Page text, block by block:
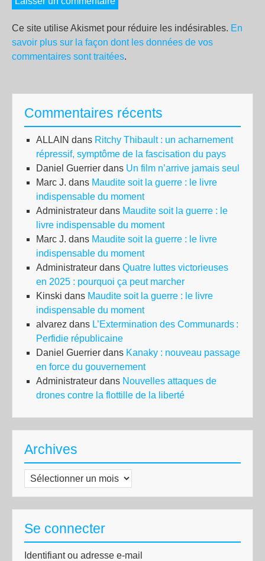
Ce site utilise Akismet pour réduire les indésirables. En
savoir plus sur la façon dont les données de vos
commentaires sont traitées.
Commentaires récents
ALLAIN dans Ritchy Thibault : un acharnement
répressif, symptôme de la fascisation du pays
Daniel Guerrier dans Un film n’arrive jamais seul
Marc J. dans Maudite soit la guerre : le livre
indispensable du moment
Administrateur dans Maudite soit la guerre : le
livre indispensable du moment
Marc J. dans Maudite soit la guerre : le livre
indispensable du moment
Administrateur dans Quatre luttes victorieuses
en 2025 : pourquoi ça peut marcher
Kinski dans Maudite soit la guerre : le livre
indispensable du moment
alvarez dans L’Extermination des Communards :
Perfidie républicaine
Daniel Guerrier dans Kanaky : nouveau passage
en force du gouvernement
Administrateur dans Nouvelles attaques de
drones contre la flottille de la liberté
Archives
Archives
Se connecter
Identifiant ou adresse e-mail